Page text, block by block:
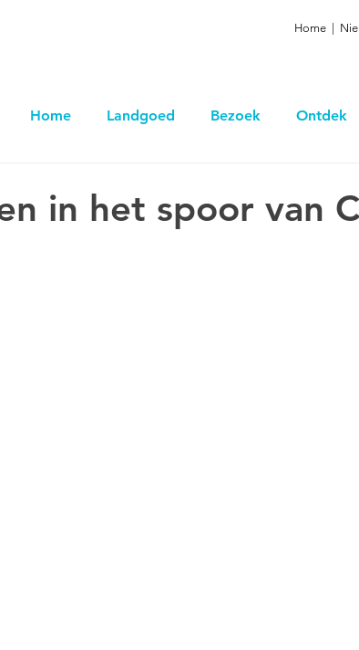
Home
Home Landgoed Bezoek Ontdek
in het spoor van